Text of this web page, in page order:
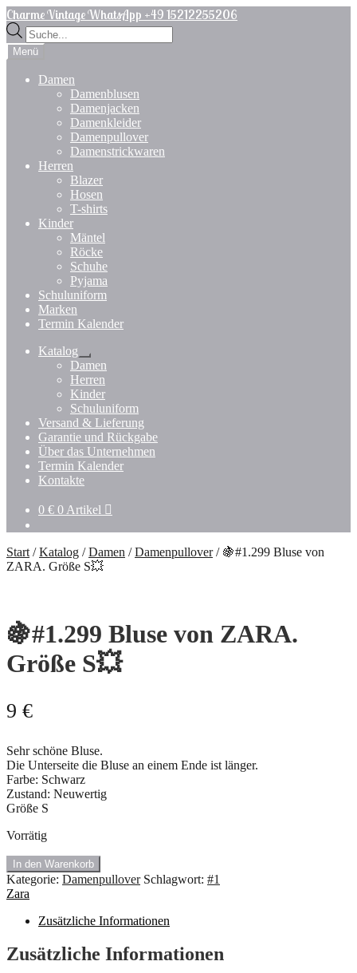
Zur
Navigation
springen
Zum
Inhalt
springen
Charme Vintage WhatsApp +49 15212255206
Products
search
Menü
Damen
Damenblusen
Damenjacken
Damenkleider
Damenpullover
Damenstrickwaren
Herren
Blazer
Hosen
T-shirts
Kinder
Mäntel
Röcke
Schuhe
Pyjama
Schuluniform
Marken
Termin Kalender
Katalog
Untermenü
öffnen
Damen
Herren
Kinder
Schuluniform
Versand & Lieferung
Garantie und Rückgabe
Über das Unternehmen
Termin Kalender
Kontakte
0 € 0 Artikel
Start /Katalog /Damen /Damenpullover/ 🍇#1.299 Bluse von
ZARA. Größe S💥
🍇#1.299 Bluse von ZARA.
Größe S💥
9 €
Sehr schöne Bluse.
Die Unterseite die Bluse an einem Ende ist länger.
Farbe: Schwarz
Zustand: Neuwertig
Größe S
Vorrätig
🍇
#1.299
Bluse
ZARA.
S
💥
In den Warenkorb
Kategorie: Damenpullover Schlagwort: #1
Zara
Zusätzliche Informationen
Zusätzliche Informationen